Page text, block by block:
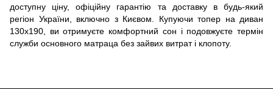
доступну ціну, офіційну гарантію та доставку в будь-який
регіон України, включно з Києвом. Купуючи топер на диван
130х190, ви отримуєте комфортний сон і подовжуєте термін
служби основного матраца без зайвих витрат і клопоту.